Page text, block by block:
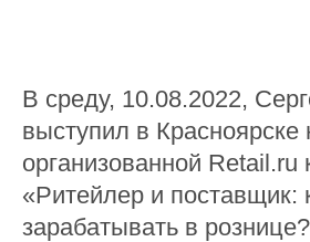
В среду, 10.08.2022,
выступил в Красноярске
организованной
«Ритейлер и поставщик:
зарабатывать в